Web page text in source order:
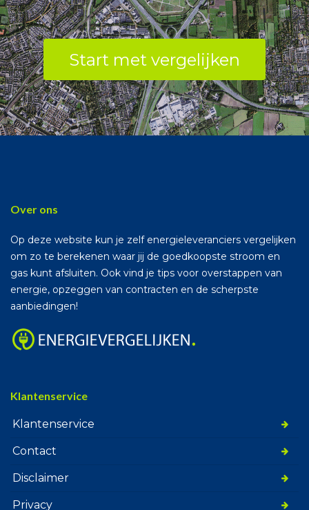
Start met vergelijken
Over ons
Op deze website kun je zelf energieleveranciers vergelijken
om zo te berekenen waar jij de goedkoopste stroom en
gas kunt afsluiten. Ook vind je tips voor overstappen van
energie, opzeggen van contracten en de scherpste
aanbiedingen!
Klantenservice
Klantenservice
Contact
Disclaimer
Privacy